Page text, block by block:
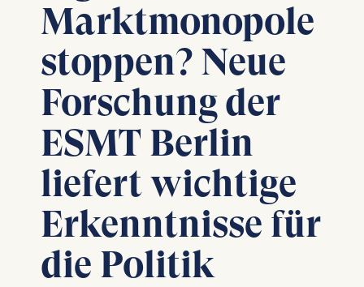
Marktmonopole
stoppen? Neue
Forschung der
ESMT Berlin
liefert wichtige
Erkenntnisse für
die Politik